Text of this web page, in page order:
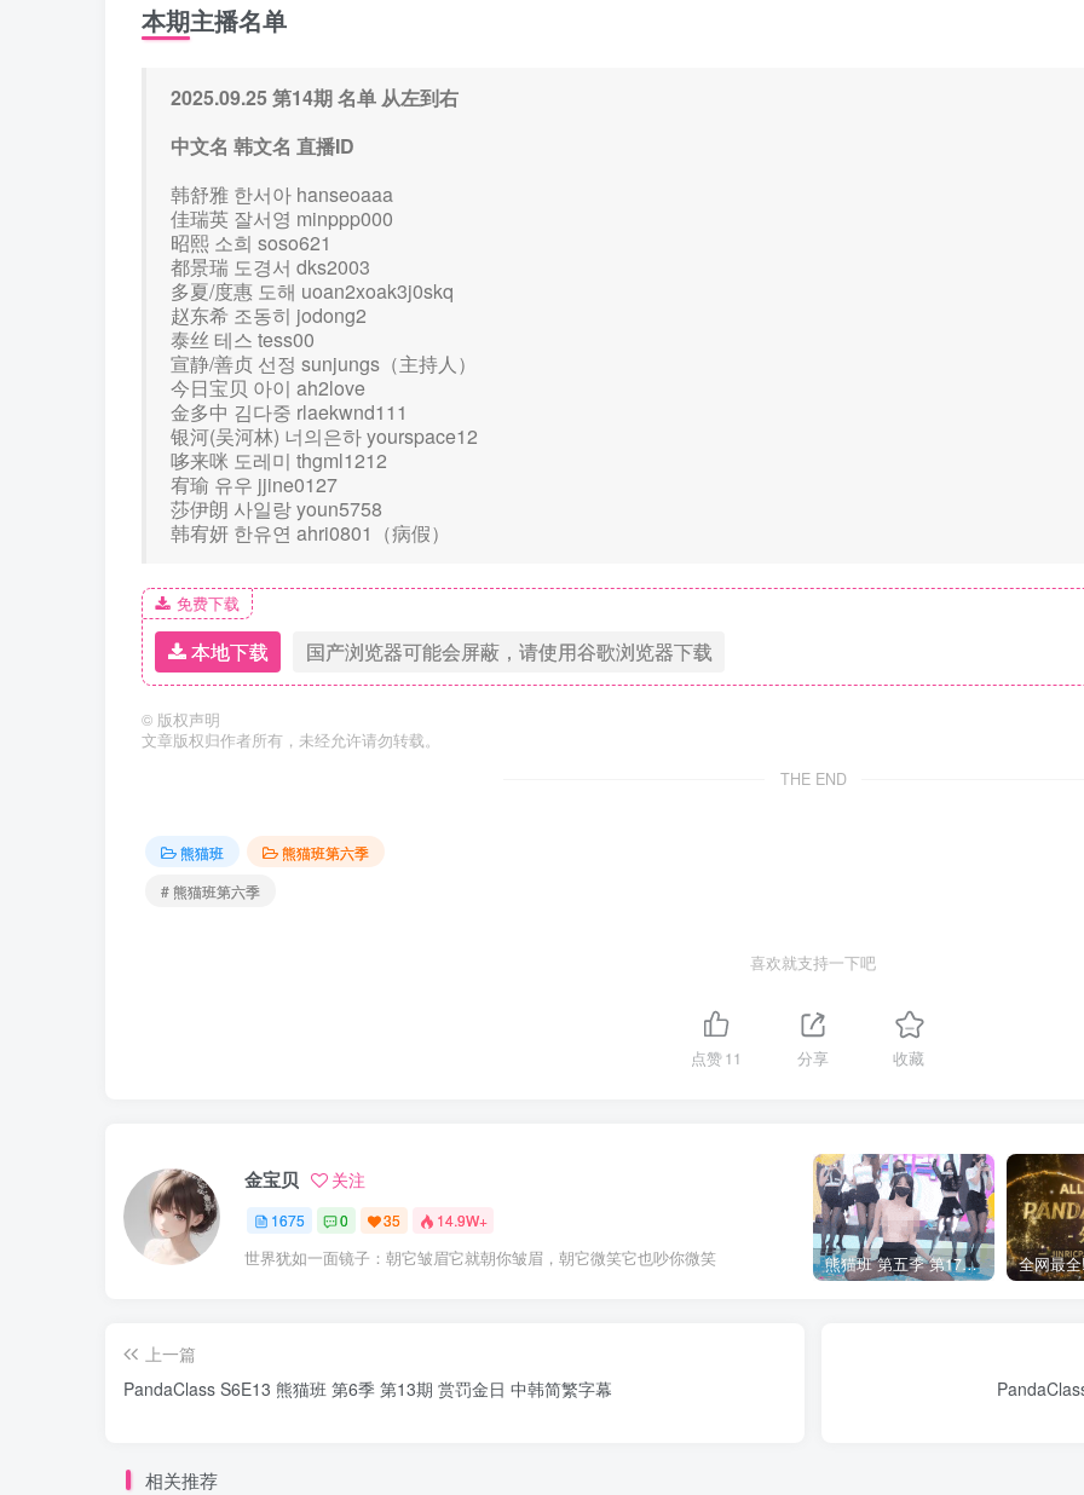
本期主播名单
2025.09.25 第14期 名单 从左到右
中文名 韩文名 直播ID
韩舒雅 한서아 hanseoaaa
佳瑞英 잘서영 minppp000
昭熙 소희 soso621
都景瑞 도경서 dks2003
多夏/度惠 도해 uoan2xoak3j0skq
赵东希 조동히 jodong2
泰丝 테스 tess00
宣静/善贞 선정 sunjungs（主持人）
今日宝贝 아이 ah2love
金多中 김다중 rlaekwnd111
银河(吴河林) 너의은하 yourspace12
哆来咪 도레미 thgml1212
宥瑜 유우 jjine0127
莎伊朗 사일랑 youn5758
韩宥妍 한유연 ahri0801（病假）
免费下载
本地下载 国产浏览器可能会屏蔽，请使用谷歌浏览器下载
© 版权声明
文章版权归作者所有，未经允许请勿转载。
THE END
熊猫班
熊猫班第六季
# 熊猫班第六季
喜欢就支持一下吧
点赞11 分享 收藏
金宝贝 关注
1675 0 35 14.9W+
世界犹如一面镜子：朝它皱眉它就朝你皱眉，朝它微笑它也吵你微笑 熊猫班 第五季 第17期 最终职级赛&完结
上一篇
PandaClass S6E13 熊猫班 第6季 第13期 赏罚金日 中韩简繁字幕
相关推荐